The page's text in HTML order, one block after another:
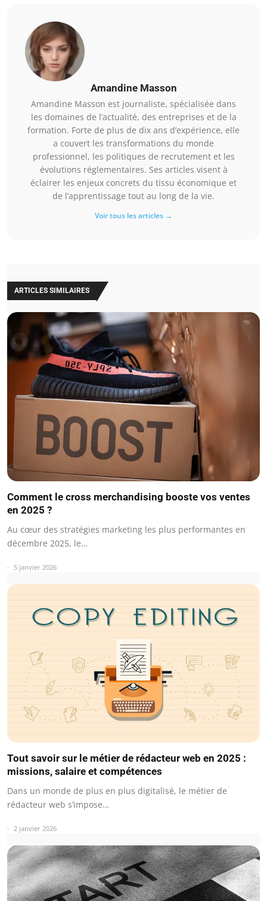
Amandine Masson
Amandine Masson est journaliste, spécialisée dans
les domaines de l’actualité, des entreprises et de la
formation. Forte de plus de dix ans d’expérience, elle
a couvert les transformations du monde
professionnel, les politiques de recrutement et les
évolutions réglementaires. Ses articles visent à
éclairer les enjeux concrets du tissu économique et
de l’apprentissage tout au long de la vie.
Voir tous les articles →
ARTICLES SIMILAIRES
Comment le cross merchandising booste vos ventes
en 2025 ?
Au cœur des stratégies marketing les plus performantes en
décembre 2025, le…
5 janvier 2026
Tout savoir sur le métier de rédacteur web en 2025 :
missions, salaire et compétences
Dans un monde de plus en plus digitalisé, le métier de
rédacteur web s’impose…
2 janvier 2026